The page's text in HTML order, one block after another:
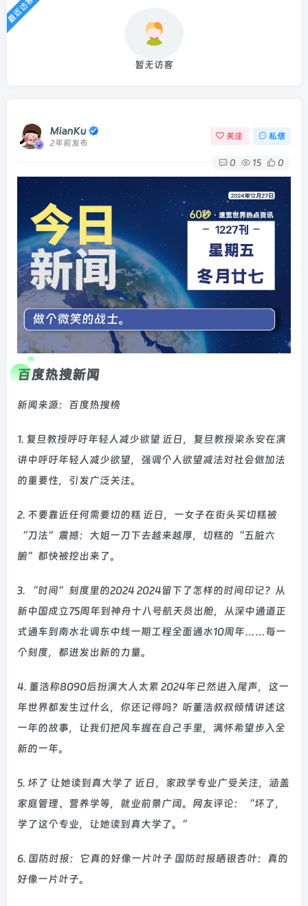
最近访客
暂无访客
MianKu
2年前发布
关注 私信
0 15 0
百度热搜新闻
新闻来源：百度热搜榜
1. 复旦教授呼吁年轻人减少欲望 近日，复旦教授梁永安在演
讲中呼吁年轻人减少欲望，强调个人欲望减法对社会做加法
的重要性，引发广泛关注。
2. 不要靠近任何需要切的糕 近日，一女子在街头买切糕被
“刀法”震撼：大姐一刀下去越来越厚，切糕的“五脏六
腑”都快被挖出来了。
3. “时间”刻度里的2024 2024留下了怎样的时间印记？从
新中国成立75周年到神舟十八号航天员出舱，从深中通道正
式通车到南水北调东中线一期工程全面通水10周年……每一
个刻度，都迸发出新的力量。
4. 董浩称8090后扮演大人太累 2024年已然进入尾声，这一
年世界都发生过什么，你还记得吗？听董浩叔叔倾情讲述这
一年的故事，让我们把风车握在自己手里，满怀希望步入全
新的一年。
5. 坏了 让她读到真大学了 近日，家政学专业广受关注，涵盖
家庭管理、营养学等，就业前景广阔。网友评论：“坏了，
学了这个专业，让她读到真大学了。”
6. 国防时报：它真的好像一片叶子 国防时报晒银杏叶：真的
好像一片叶子。